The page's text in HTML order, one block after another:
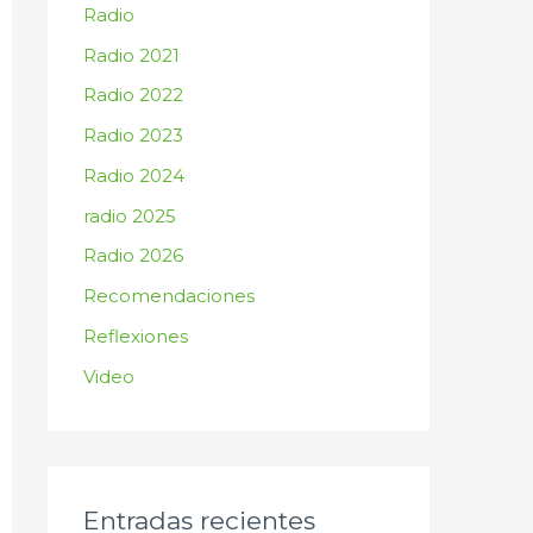
Radio
Radio 2021
Radio 2022
Radio 2023
Radio 2024
radio 2025
Radio 2026
Recomendaciones
Reflexiones
Video
Entradas recientes